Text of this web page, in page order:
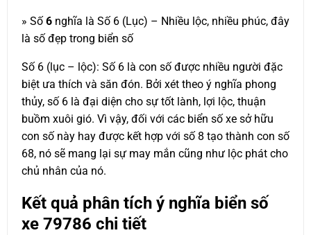
» Số6 nghĩa là Số 6 (Lục) – Nhiều lộc, nhiều phúc, đây
là số đẹp trong biển số
Số 6 (lục – lộc): Số 6 là con số được nhiều người đặc
biệt ưa thích và săn đón. Bởi xét theo ý nghĩa phong
thủy, số 6 là đại diện cho sự tốt lành, lợi lộc, thuận
buồm xuôi gió. Vì vậy, đối với các biển số xe sở hữu
con số này hay được kết hợp với số 8 tạo thành con số
68, nó sẽ mang lại sự may mắn cũng như lộc phát cho
chủ nhân của nó.
Kết quả phân tích ý nghĩa biển số
xe 79786 chi tiết